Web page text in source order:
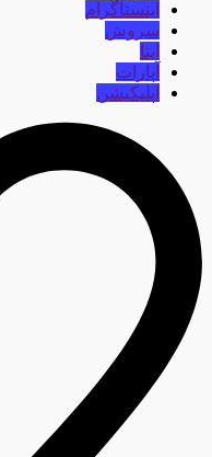
اینستاگرام
سروش
ایتا
آپارات
اپلیکیشن